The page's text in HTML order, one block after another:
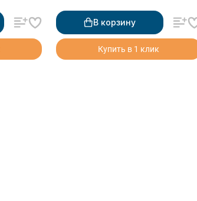
В корзину
Купить в 1 клик